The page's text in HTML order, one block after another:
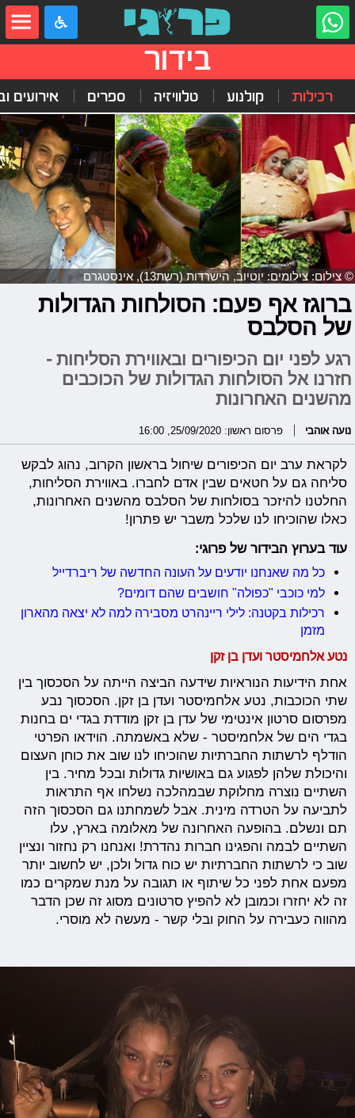
בידור
רכילות קולנוע טלוויזיה ספרים אירועים
© צילום: צילומים: יוטיוב, הישרדות (רשת13), אינסטגרם
ברוגז אף פעם: הסולחות הגדולות
של הסלבס
רגע לפני יום הכיפורים ובאווירת הסליחות -
חזרנו אל הסולחות הגדולות של הכוכבים
מהשנים האחרונות
נועה אוהבי פרסום ראשון: 25/09/2020, 16:00
לקראת ערב יום הכיפורים שיחול בראשון הקרוב, נהוג לבקש
סליחה גם על חטאים שבין אדם לחברו. באווירת הסליחות,
החלטנו להיזכר בסולחות של הסלבס מהשנים האחרונות,
כאלו שהוכיחו לנו שלכל משבר יש פתרון!
עוד בערוץ הבידור של פרוגי:
כל מה שאנחנו יודעים על העונה החדשה של ריברדייל
למי כוכבי "כפולה" חושבים שהם דומים?
רכילות בקטנה: לילי ריינהרט מסבירה למה לא יצאה מהארון
מזמן
נטע אלחמיסטר ועדן בן זקן
אחת הידיעות הנוראיות שידעה הביצה הייתה על הסכסוך בין
שתי הכוכבות, נטע אלחמיסטר ועדן בן זקן. הסכסוך נבע
מפרסום סרטון אינטימי של עדן בן זקן מודדת בגדי ים בחנות
בגדי הים של אלחמיסטר - שלא באשמתה. הוידאו הפרטי
הודלף לרשתות החברתיות שהוכיחו לנו שוב את כוחן העצום
והיכולת שלהן לפגוע גם באושיות גדולות ובכל מחיר. בין
השתיים נוצרה מחלוקת שבמהלכה נשלחו אף התראות
לתביעה על הטרדה מינית. אבל לשמחתנו גם הסכסוך הזה
תם ונשלם. בהופעה האחרונה של מאלומה בארץ, עלו
השתיים לבמה והפגינו חברות נהדרת! ואנחנו רק נחזור ונציין
שוב כי לרשתות החברתיות יש כוח גדול ולכן, יש לחשוב יותר
מפעם אחת לפני כל שיתוף או תגובה על מנת שמקרים כמו
זה לא יחזרו וכמובן לא להפיץ סרטונים מסוג זה שכן הדבר
מהווה כעבירה על החוק ובלי קשר - מעשה לא מוסרי.